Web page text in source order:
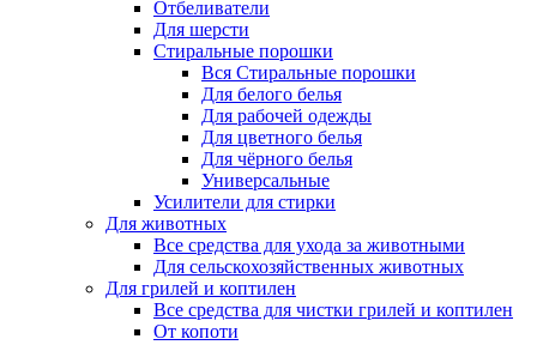
Отбеливатели
Для шерсти
Стиральные порошки
Вся Стиральные порошки
Для белого белья
Для рабочей одежды
Для цветного белья
Для чёрного белья
Универсальные
Усилители для стирки
Для животных
Все средства для ухода за животными
Для сельскохозяйственных животных
Для грилей и коптилен
Все средства для чистки грилей и коптилен
От копоти